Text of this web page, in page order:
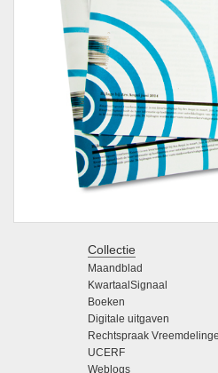
Collectie
Maandblad
KwartaalSignaal
Boeken
Digitale uitgaven
Rechtspraak
UCERF
Weblogs